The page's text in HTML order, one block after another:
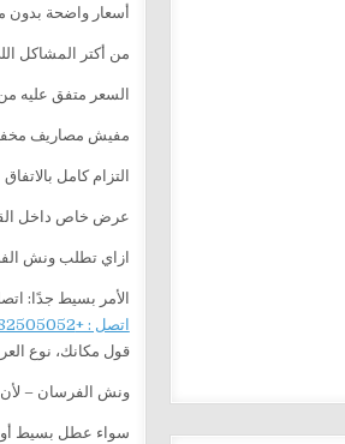
أسعار واضحة بدون
من أكتر المشاكل
السعر متفق عليه
مفيش مصاريف
التزام كامل بالاتفاق
عرض خاص داخل القاهرة: 850
ازاي تطلب ونش
الأمر بسيط جدًا:
اتصل : +201282505052
قول مكانك، نوع
ونش الفرسان – لأن
سواء عطل بسيط أو